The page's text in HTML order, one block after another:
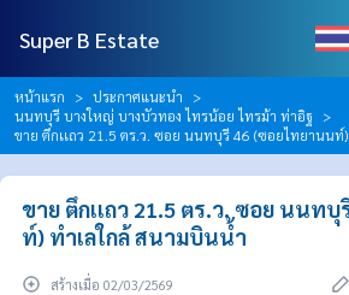
Super B Estate
หน้าแรก
ประกาศแนะนำ
นนทบุรี บางใหญ่ บางบัวทอง ไทรน้อย ไทรม้า ท่าอิฐ
ขาย ตึกเเถว 21.5 ตร.ว. ซอย นนทบุรี 46 (ซอยไทยานนท์
ขาย ตึกเเถว 21.5 ตร.ว. ซอย นนท
ท์) ทำเลใกล้ สนามบินน้ำ
สร้างเมื่อ 02/03/2569